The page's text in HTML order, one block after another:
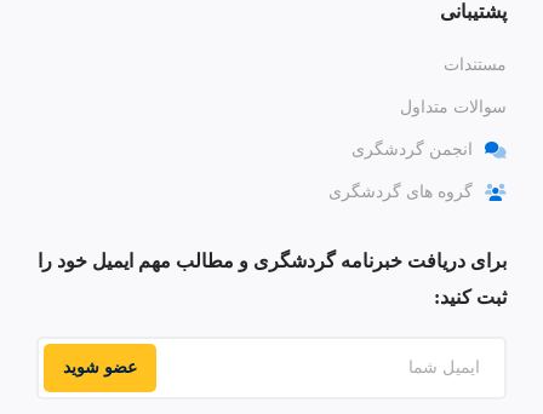
پشتیبانی
مستندات
سوالات متداول
انجمن گردشگری
گروه های گردشگری
برای دریافت خبرنامه گردشگری و مطالب مهم ایمیل خود را
ثبت کنید:
عضو شوید